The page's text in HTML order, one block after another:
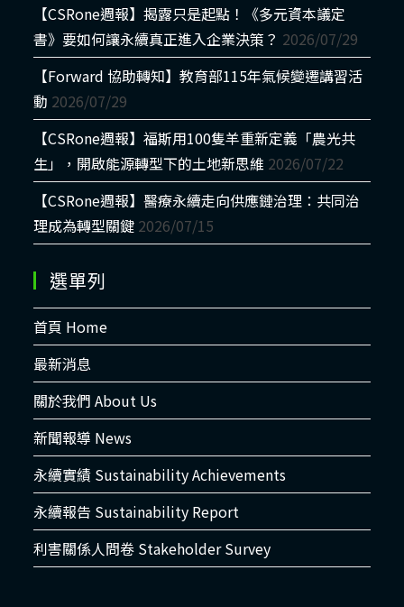
【CSRone週報】揭露只是起點！《多元資本議定
書》要如何讓永續真正進入企業決策？ 2026/07/29
【Forward 協助轉知】教育部115年氣候變遷講習活
動 2026/07/29
【CSRone週報】福斯用100隻羊重新定義「農光共
生」，開啟能源轉型下的土地新思維 2026/07/22
【CSRone週報】醫療永續走向供應鏈治理：共同治
理成為轉型關鍵 2026/07/15
選單列
首頁 Home
最新消息
關於我們 About Us
新聞報導 News
永續實績 Sustainability Achievements
永續報告 Sustainability Report
利害關係人問卷 Stakeholder Survey